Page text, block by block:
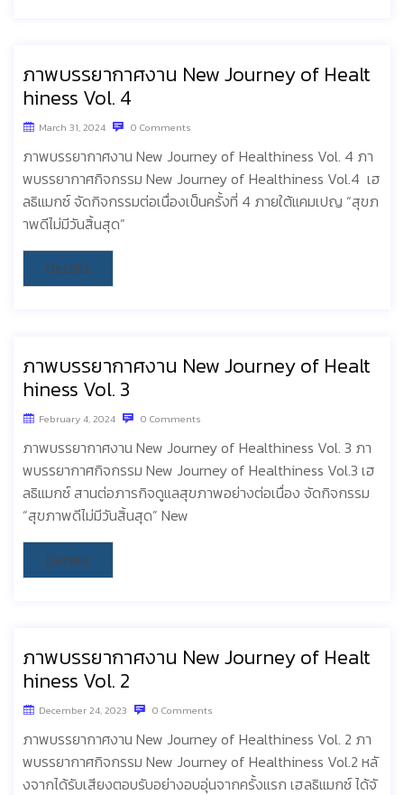
ภาพบรรยากาศงาน New Journey of Healt
hiness Vol. 4
March 31, 2024 0 Comments
ภาพบรรยากาศงาน New Journey of Healthiness Vol. 4 ภา
พบรรยากาศกิจกรรม New Journey of Healthiness Vol.4 เฮ
ลธิแมกซ์ จัดกิจกรรมต่อเนื่องเป็นครั้งที่ 4 ภายใต้แคมเปญ “สุขภ
าพดีไม่มีวันสิ้นสุด”
Details
ภาพบรรยากาศงาน New Journey of Healt
hiness Vol. 3
February 4, 2024 0 Comments
ภาพบรรยากาศงาน New Journey of Healthiness Vol. 3 ภา
พบรรยากาศกิจกรรม New Journey of Healthiness Vol.3 เฮ
ลธิแมกซ์ สานต่อภารกิจดูแลสุขภาพอย่างต่อเนื่อง จัดกิจกรรม
“สุขภาพดีไม่มีวันสิ้นสุด” New
Details
ภาพบรรยากาศงาน New Journey of Healt
hiness Vol. 2
December 24, 2023 0 Comments
ภาพบรรยากาศงาน New Journey of Healthiness Vol. 2 ภา
พบรรยากาศกิจกรรม New Journey of Healthiness Vol.2 หลั
งจากได้รับเสียงตอบรับอย่างอบอุ่นจากครั้งแรก เฮลธิแมกซ์ ได้จั